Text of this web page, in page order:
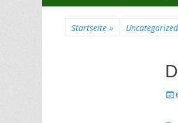
Startseite » Uncategorized